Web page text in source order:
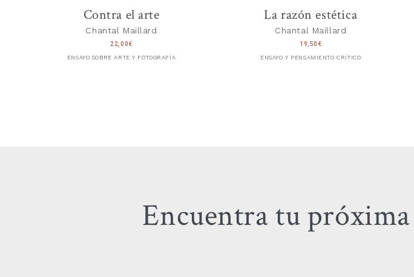
Contra el arte
Chantal Maillard
22,00€
ENSAYO SOBRE ARTE Y FOTOGRAFÍA
La razón estética
Chantal Maillard
19,50 €
ENSAYO Y PENSAMIENTO CRÍTICO
Encuentra tu